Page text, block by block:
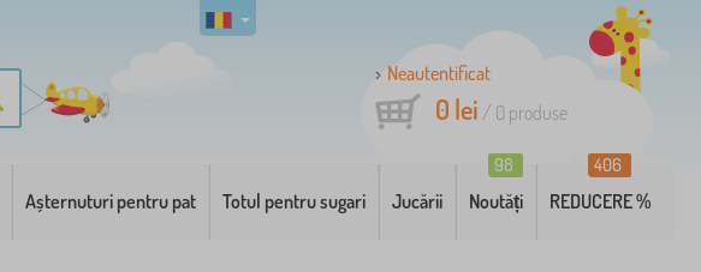
Neautentificat
0 lei / 0 produse
Așternuturi pentru pat Totul pentru sugari Jucării Noutăți
98
REDUCERE %
406